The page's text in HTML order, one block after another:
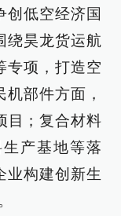
创低空经济国
绕昊龙货运航
专项，打造空
部件方面，
目；复合材料
产基地等落
业构建创新生